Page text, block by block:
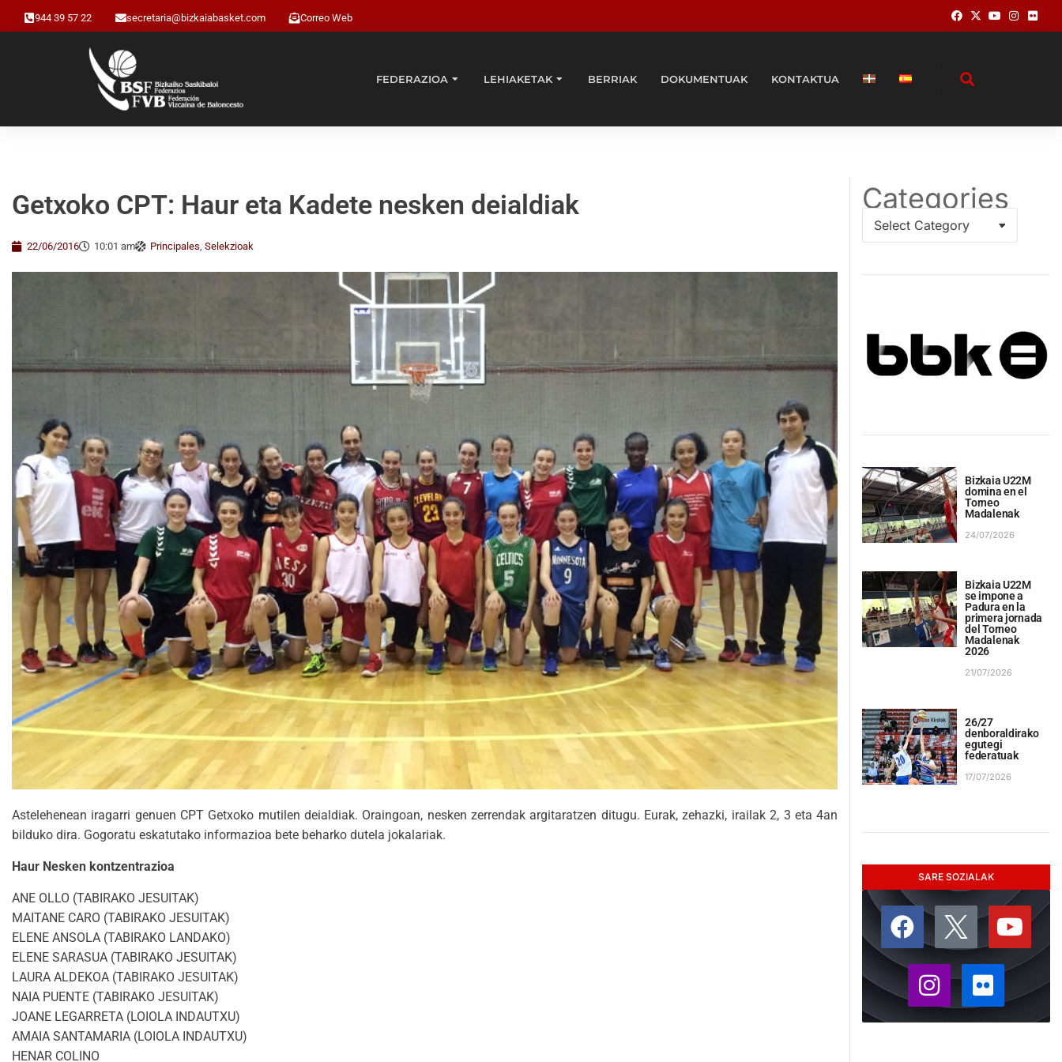
944 39 57 22 secretaria@bizkaiabasket.com Correo Web
FEDERAZIOA LEHIAKETAK BERRIAK DOKUMENTUAK KONTAKTUA
Getxoko CPT: Haur eta Kadete nesken deialdiak
22/06/2016 10:01 am Principales, Selekzioak
Astelehenean iragarri genuen CPT Getxoko mutilen deialdiak. Oraingoan, nesken zerrendak argitaratzen ditugu. Eurak, zehazki, irailak 2, 3 eta 4an
bilduko dira. Gogoratu eskatutako informazioa bete beharko dutela jokalariak.
Haur Nesken kontzentrazioa
ANE OLLO (TABIRAKO JESUITAK)
MAITANE CARO (TABIRAKO JESUITAK)
ELENE ANSOLA (TABIRAKO LANDAKO)
ELENE SARASUA (TABIRAKO JESUITAK)
LAURA ALDEKOA (TABIRAKO JESUITAK)
NAIA PUENTE (TABIRAKO JESUITAK)
JOANE LEGARRETA (LOIOLA INDAUTXU)
AMAIA SANTAMARIA (LOIOLA INDAUTXU)
HENAR COLINO
Categories
Bizkaia U22M
domina en el
Torneo
Madalenak
24/07/2026
Bizkaia U22M
se impone a
Padura en la
primera jornada
del Torneo
Madalenak
2026
21/07/2026
26/27
denboraldirako
egutegi
federatuak
17/07/2026
SARE SOZIALAK